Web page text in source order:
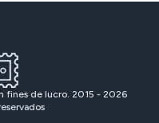
fines de lucro. 2015 - 2026